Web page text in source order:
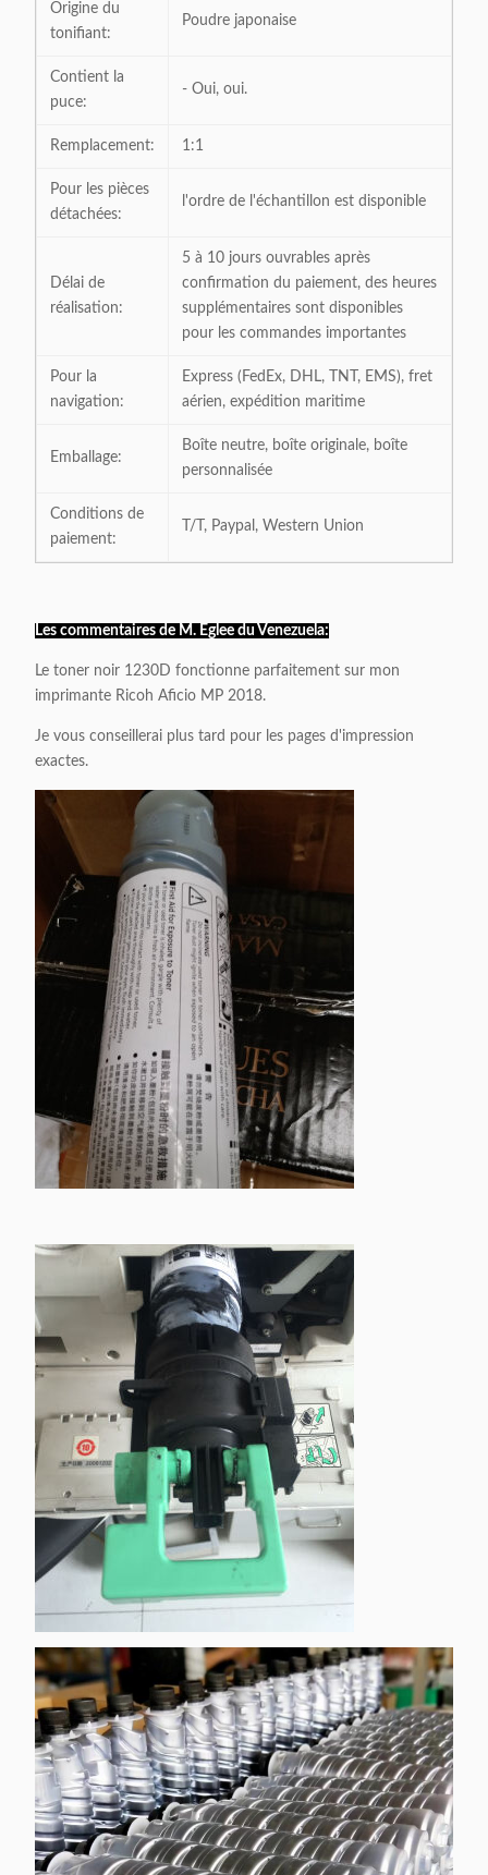
Origine du
tonifiant:
Poudre japonaise
Contient la
puce:
- Oui, oui.
Remplacement: 1:1
Pour les pièces
détachées:
l'ordre de l'échantillon est disponible
Délai de
réalisation:
5 à 10 jours ouvrables après
confirmation du paiement, des heures
supplémentaires sont disponibles
pour les commandes importantes
Pour la
navigation:
Express (FedEx, DHL, TNT, EMS), fret
aérien, expédition maritime
Emballage:
Boîte neutre, boîte originale, boîte
personnalisée
Conditions de
paiement:
T/T, Paypal, Western Union
Les commentaires de M. Eglee du Venezuela:
Le toner noir 1230D fonctionne parfaitement sur mon
imprimante Ricoh Aficio MP 2018.
Je vous conseillerai plus tard pour les pages d'impression
exactes.